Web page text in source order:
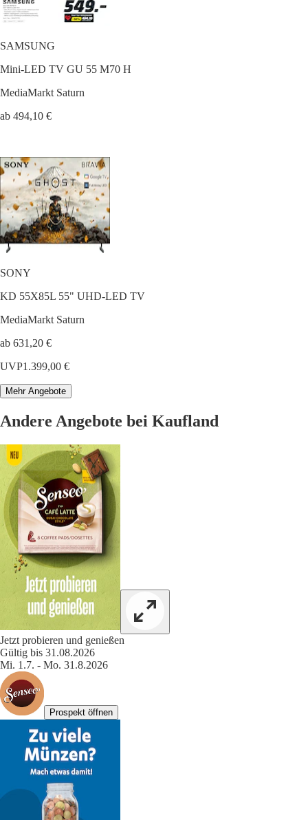
SAMSUNG
Mini-LED TV GU 55 M70 H
MediaMarkt Saturn
ab 494,10 €
SONY
KD 55X85L 55" UHD-LED TV
MediaMarkt Saturn
ab 631,20 €
UVP1.399,00 €
Mehr Angebote
Andere Angebote bei Kaufland
Jetzt probieren und genießen
Gültig bis 31.08.2026
Mi. 1.7. - Mo. 31.8.2026
Prospekt öffnen